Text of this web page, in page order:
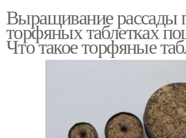
Выращивание рассады
торфяных таблетках
Что такое торфяные